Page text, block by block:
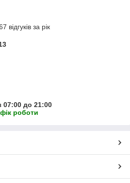
відгуків за рік
07:00 до 21:00
роботи